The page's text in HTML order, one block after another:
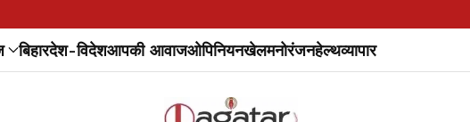
बिहारदेश-विदेशआपकी आवाजओपिनियनखेलमनोरंजनहेल्थव्यापार